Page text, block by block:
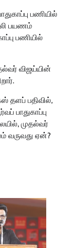
பணியில்
பயணம்
பணியில்
விஜய்யின்
தளப் பதிவில்,
பாதுகாப்பு
முதல்வர்
வருவது ஏன்?